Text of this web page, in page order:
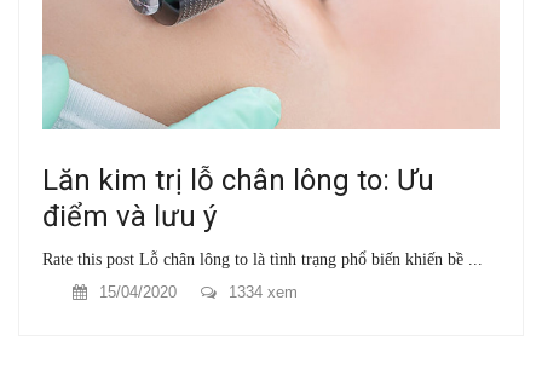
Lăn kim trị lỗ chân lông to: Ưu
điểm và lưu ý
Rate this post Lỗ chân lông to là tình trạng phổ biến khiến bề ...
15/04/2020
1334 xem